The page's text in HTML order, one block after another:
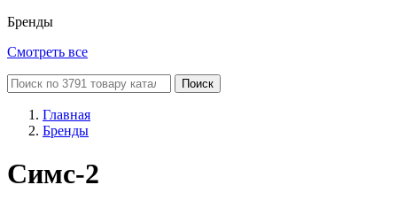
Бренды
Смотреть все
Поиск
Главная
Бренды
Симс-2